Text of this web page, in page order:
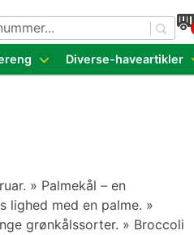
sorter
Diverse-haveartikler
» Palmekål – en
lighed med en palme. »
grønkålssorter. » Broccoli